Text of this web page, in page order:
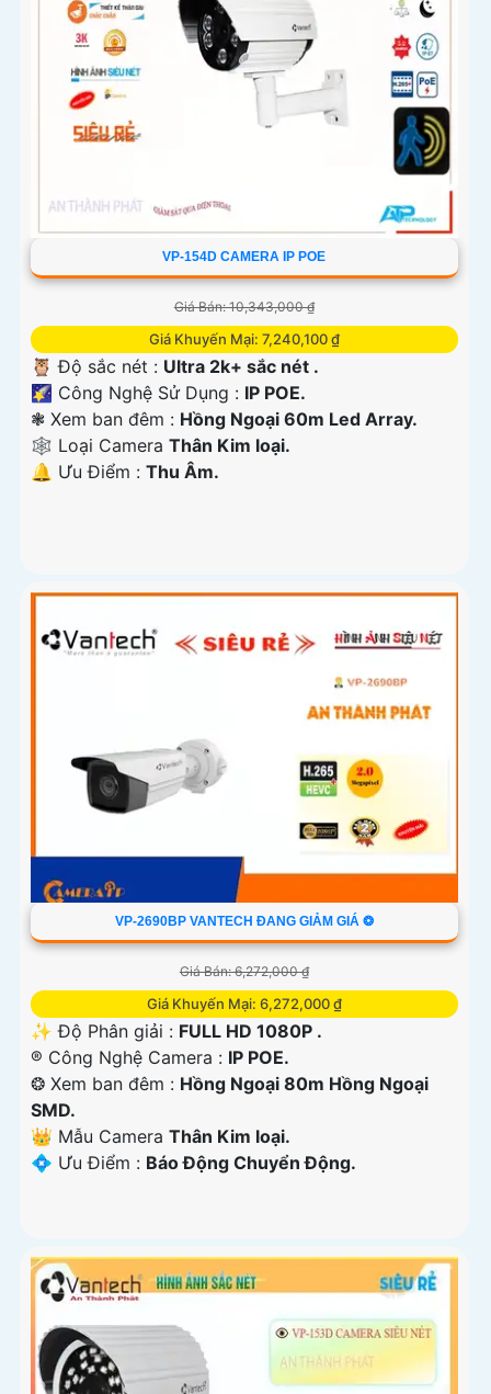
VP-154D CAMERA IP POE
Giá Bán: 10,343,000 ₫
Giá Khuyến Mại: 7,240,100 ₫
🦉 Độ sắc nét : Ultra 2k+ sắc nét .
🌠 Công Nghệ Sử Dụng : IP POE.
❃ Xem ban đêm : Hồng Ngoại 60m Led Array.
🕸️ Loại Camera Thân Kim loại.
️🔔 Ưu Điểm : Thu Âm.
VP-2690BP VANTECH ĐANG GIẢM GIÁ ❂
Giá Bán: 6,272,000 ₫
Giá Khuyến Mại: 6,272,000 ₫
✨ Độ Phân giải : FULL HD 1080P .
®️ Công Nghệ Camera : IP POE.
❂ Xem ban đêm : Hồng Ngoại 80m Hồng Ngoại
SMD.
👑 Mẫu Camera Thân Kim loại.
️💠 Ưu Điểm : Báo Động Chuyển Động.